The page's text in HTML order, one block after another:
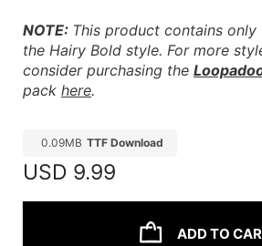
NOTE: This product contains
the Hairy Bold style. For more
consider purchasing the
pack here.
0.09MB TTF Download
USD 9.99
ADD TO